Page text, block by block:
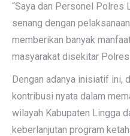
“Saya dan Personel Polres
senang dengan
memberikan banyak
masyarakat disekitar Polres
Dengan adanya inisiatif ini,
kontribusi nyata dalam
wilayah Kabupaten Lingga
keberlanjutan program